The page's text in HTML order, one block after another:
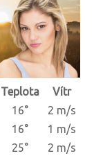
Teplota
Vítr
16°
2 m/s
16°
1 m/s
25°
2 m/s